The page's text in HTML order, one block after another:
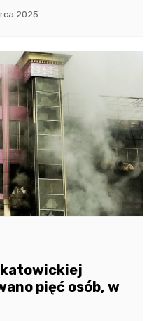
2025
katowickiej
pięć osób, w